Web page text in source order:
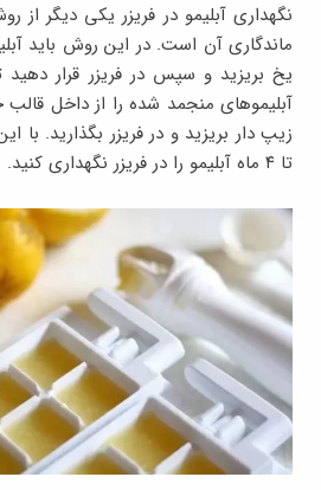
نگهداری آبلیمو در فریزر یکی دیگر از
ماندگاری آن است. در این روش باید
یخ بریزید و سپس در فریزر قرار دهید
آبلیموهای منجمد شده را از داخل
تا ۴ ماه آبلیمو را در فریزر نگهداری کنید.